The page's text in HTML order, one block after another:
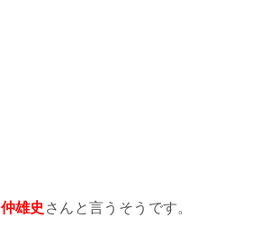
仲雄史 さんと言うそうです。